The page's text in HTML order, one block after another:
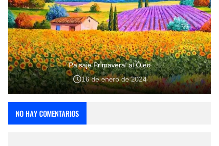
Paisaje Primaveral al Óleo
16 de enero de 2024
NO HAY COMENTARIOS